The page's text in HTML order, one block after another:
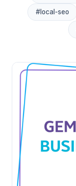
#local-seo